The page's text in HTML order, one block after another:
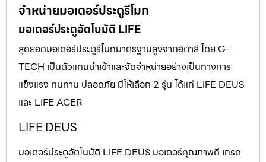
จำหน่ายมอเตอร์ประตูรีโมท
มอเตอร์ประตูอัตโนมัติ LIFE
สุดยอดมอเตอร์ประตูรีโมทมาตรฐานสูงจากอิตาลี โดย G-
TECH เป็นตัวแทนนำเข้าและจัดจำหน่ายอย่างเป็นทางการ
แข็งแรง ทนทาน ปลอดภัย มีให้เลือก 2 รุ่น ได้แก่ LIFE DEUS
และ LIFE ACER
LIFE DEUS
มอเตอร์ประตูอัตโนมัติ LIFE DEUS มอเตอร์คุณภาพดี เกรด